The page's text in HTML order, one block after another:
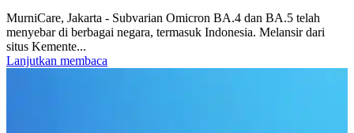
MurniCare, Jakarta - Subvarian Omicron BA.4 dan BA.5 telah
menyebar di berbagai negara, termasuk Indonesia. Melansir dari
situs Kemente...
Lanjutkan membaca